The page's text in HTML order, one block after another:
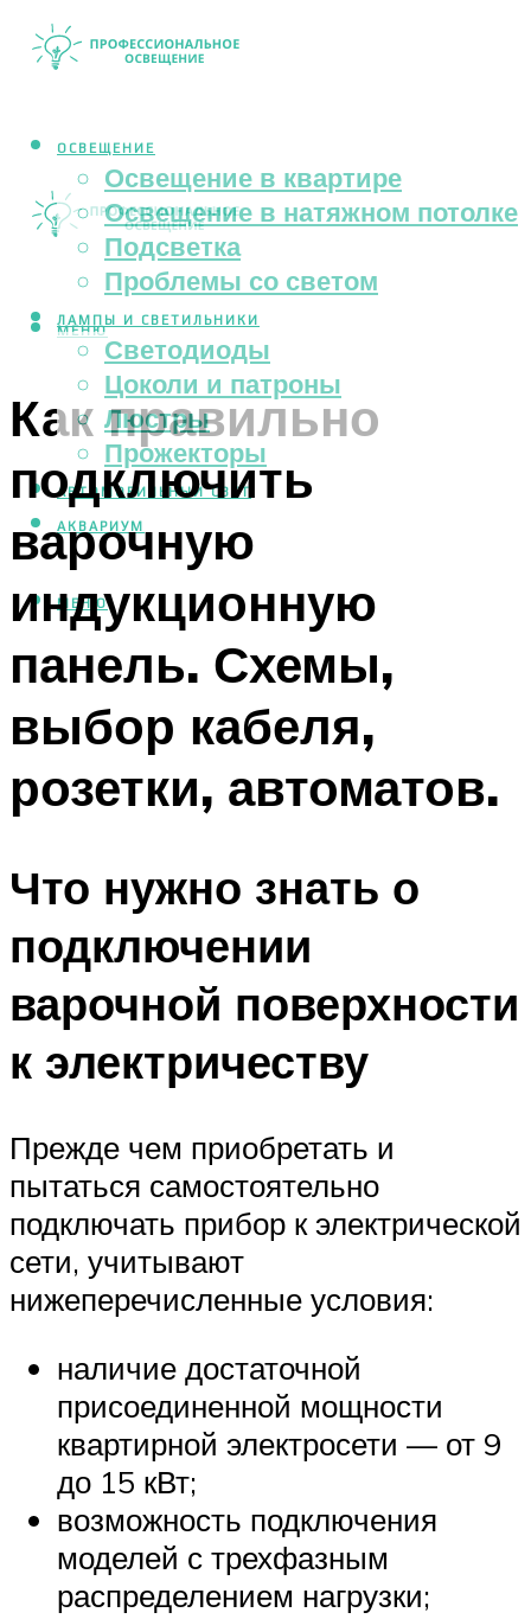
ОСВЕЩЕНИЕ
Освещение в квартире
Освещение в натяжном потолке
Подсветка
Проблемы со светом
ЛАМПЫ И СВЕТИЛЬНИКИ
Светодиоды
Цоколи и патроны
Люстры
Прожекторы
АВТОМОБИЛЬНЫЙ СВЕТ
АКВАРИУМ
МЕНЮ
МЕНЮ
Как правильно
подключить
варочную
индукционную
панель. Схемы,
выбор кабеля,
розетки, автоматов.
Что нужно знать о
подключении
варочной поверхности
к электричеству
Прежде чем приобретать и
пытаться самостоятельно
подключать прибор к электрической
сети, учитывают
нижеперечисленные условия:
наличие достаточной
присоединенной мощности
квартирной электросети — от 9
до 15 кВт;
возможность подключения
моделей с трехфазным
распределением нагрузки;